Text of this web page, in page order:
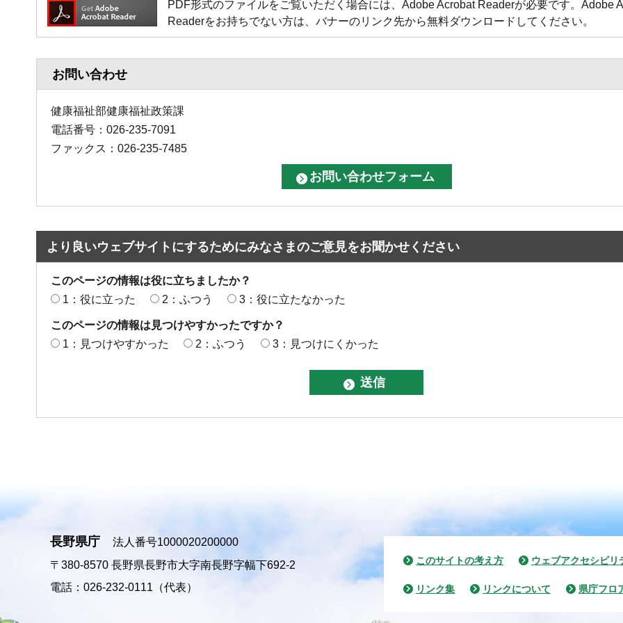
PDF形式のファイルをご覧いただく場合には、Adobe Acrobat Readerが必要です。Adobe
Readerをお持ちでない方は、バナーのリンク先から無料ダウンロードしてください。
お問い合わせ
健康福祉部健康福祉政策課
電話番号：026-235-7091
ファックス：026-235-7485
より良いウェブサイトにするためにみなさまのご意見をお聞かせください
このページの情報は役に立ちましたか？
1：役に立った
2：ふつう 3：役に立たなかった
このページの情報は見つけやすかったですか？
1：見つけやすかった
2：ふつう 3：見つけにくかった
長野県庁
法人番号1000020200000
〒380-8570 長野県長野市大字南長野字幅下692-2
電話：026-232-0111（代表）
このサイトの考え方 ウェブアクセシビリ
リンク集 リンクについて 県庁フロ